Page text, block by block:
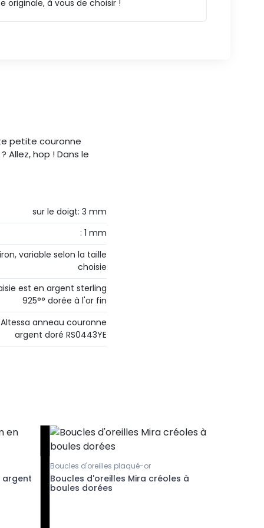
originale, à vous de choisir !
petite couronne
hop ! Dans le
sur le doigt: 3 mm
: 1 mm
variable selon la taille
choisie
est en argent sterling
925°° dorée à l'or fin
anneau couronne
argent doré RS0443YE
argent
Boucles d'oreilles plaqué-or
Boucles d'oreilles Mira créoles à
boules dorées